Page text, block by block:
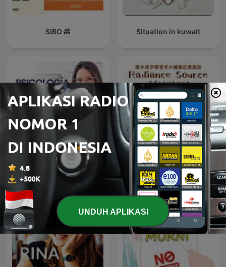
SIBO 💩 Situation in kuwait
Psicologia Al Desnudo |
@psi.mammoliti
RadianceSourceのポッド
キャスト
UNDUH APLIKASI